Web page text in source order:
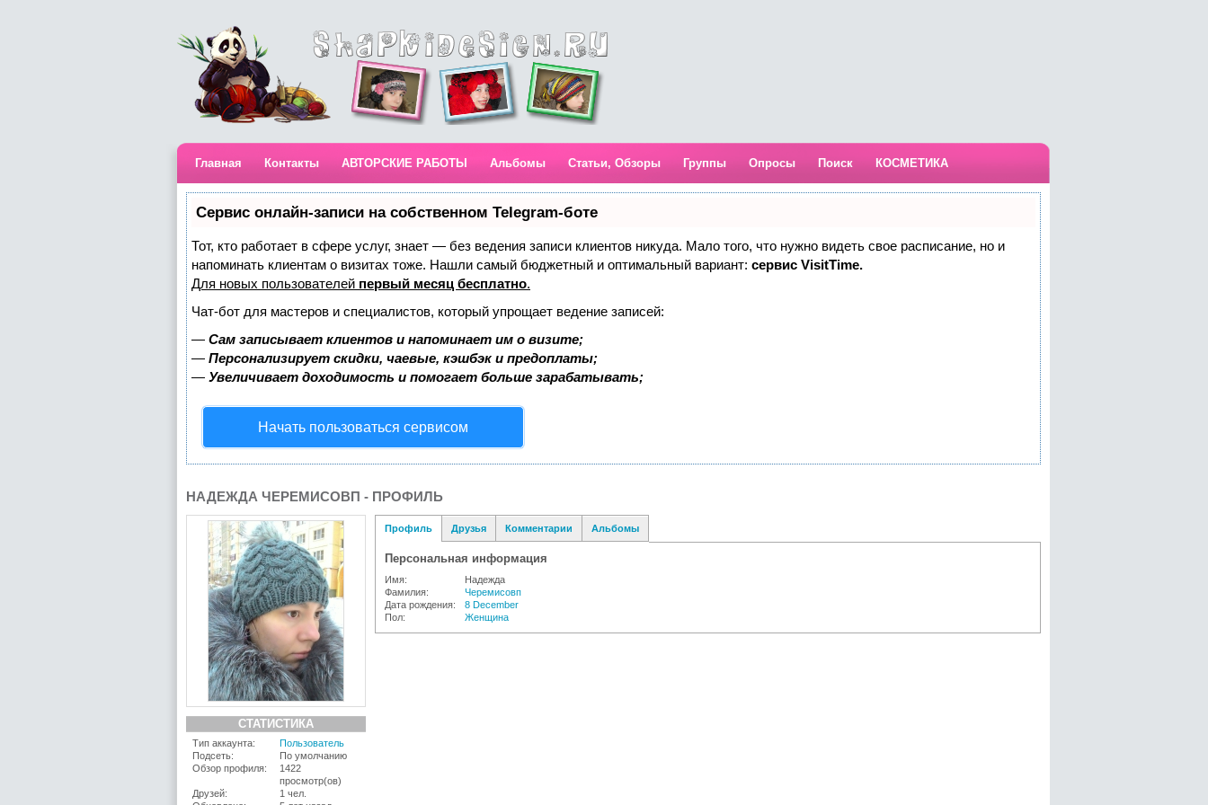
Главная Контакты АВТОРСКИЕ РАБОТЫ Альбомы Статьи, Обзоры Группы Опросы Поиск КОСМЕТИКА
Сервис онлайн-записи на собственном Telegram-боте
Тот, кто работает в сфере услуг, знает — без ведения записи клиентов никуда. Мало того, что нужно видеть свое расписание, но и
напоминать клиентам о визитах тоже. Нашли самый бюджетный и оптимальный вариант: сервис VisitTime.
Для новых пользователей первый месяц бесплатно.
Чат-бот для мастеров и специалистов, который упрощает ведение записей:
— Сам записывает клиентов и напоминает им о визите;
— Персонализирует скидки, чаевые, кэшбэк и предоплаты;
— Увеличивает доходимость и помогает больше зарабатывать;
Начать пользоваться сервисом
НАДЕЖДА ЧЕРЕМИСОВП - ПРОФИЛЬ
СТАТИСТИКА
Тип аккаунта:
Пользователь
Подсеть:
По умолчанию
Обзор профиля:
1422
просмотр(ов)
Друзей:
1 чел.
Профиль Друзья Комментарии Альбомы
Персональная информация
Имя:
Надежда
Фамилия:
Черемисовп
Дата рождения:
8 December
Пол:
Женщина